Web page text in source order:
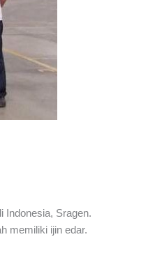
Indonesia, Sragen.
memiliki ijin edar.